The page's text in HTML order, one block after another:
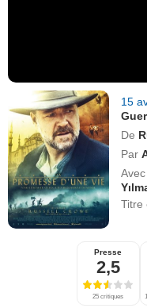
15
De
Par
Avec
Presse
2,5
25 critiques